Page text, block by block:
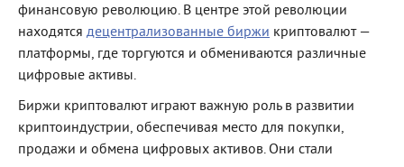
финансовую революцию. В центре этой революции
находятся децентрализованные биржи криптовалют —
платформы, где торгуются и обмениваются различные
цифровые активы.
Биржи криптовалют играют важную роль в развитии
криптоиндустрии, обеспечивая место для покупки,
продажи и обмена цифровых активов. Они стали